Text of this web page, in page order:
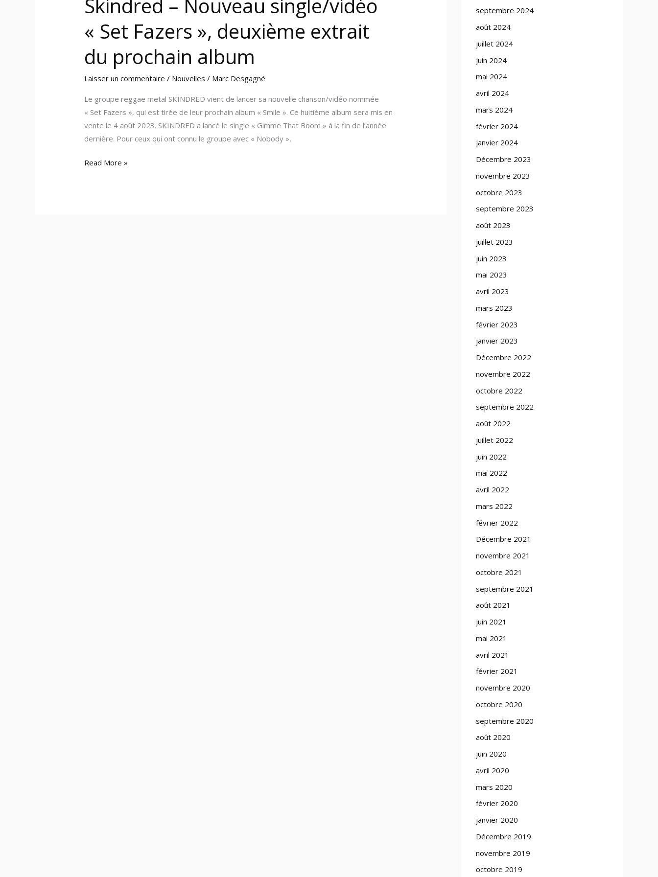
Skindred – Nouveau single/vidéo
« Set Fazers », deuxième extrait
du prochain album
Laisser un commentaire / Nouvelles / Marc Desgagné
Le groupe reggae metal SKINDRED vient de lancer sa nouvelle chanson/vidéo nommée
« Set Fazers », qui est tirée de leur prochain album « Smile ». Ce huitième album sera mis en
vente le 4 août 2023. SKINDRED a lancé le single « Gimme That Boom » à la fin de l’année
dernière. Pour ceux qui ont connu le groupe avec « Nobody »,
Read More »
septembre 2024
août 2024
juillet 2024
juin 2024
mai 2024
avril 2024
mars 2024
février 2024
janvier 2024
Décembre 2023
novembre 2023
octobre 2023
septembre 2023
août 2023
juillet 2023
juin 2023
mai 2023
avril 2023
mars 2023
février 2023
janvier 2023
Décembre 2022
novembre 2022
octobre 2022
septembre 2022
août 2022
juillet 2022
juin 2022
mai 2022
avril 2022
mars 2022
février 2022
Décembre 2021
novembre 2021
octobre 2021
septembre 2021
août 2021
juin 2021
mai 2021
avril 2021
février 2021
novembre 2020
octobre 2020
septembre 2020
août 2020
juin 2020
avril 2020
mars 2020
février 2020
janvier 2020
Décembre 2019
novembre 2019
octobre 2019